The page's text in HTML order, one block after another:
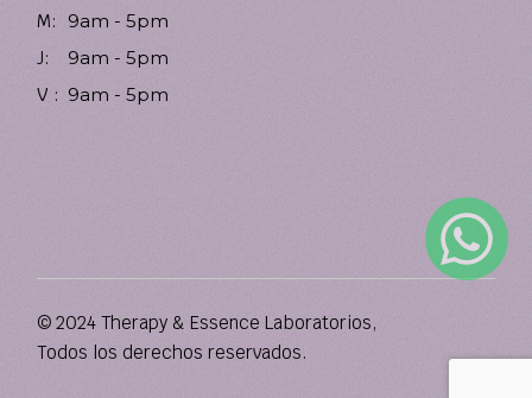
M:
9am - 5pm
J:
9am - 5pm
V : 9am - 5pm
© 2024 Therapy & Essence Laboratorios,
Todos los derechos reservados.